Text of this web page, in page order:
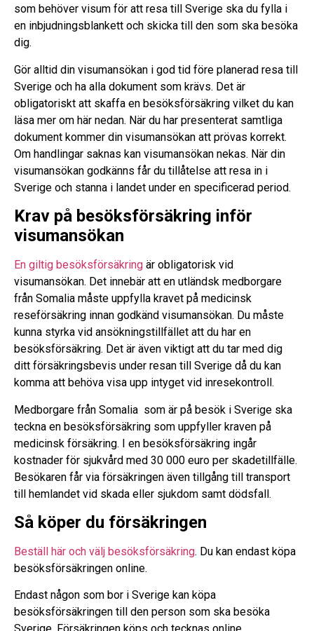
som behöver visum för att resa till Sverige ska du fylla i
en inbjudningsblankett och skicka till den som ska besöka
dig.
Gör alltid din visumansökan i god tid före planerad resa till
Sverige och ha alla dokument som krävs. Det är
obligatoriskt att skaffa en besöksförsäkring vilket du kan
läsa mer om här nedan. När du har presenterat samtliga
dokument kommer din visumansökan att prövas korrekt.
Om handlingar saknas kan visumansökan nekas. När din
visumansökan godkänns får du tillåtelse att resa in i
Sverige och stanna i landet under en specificerad period.
Krav på besöksförsäkring inför
visumansökan
En giltig besöksförsäkring är obligatorisk vid
visumansökan. Det innebär att en utländsk medborgare
från Somalia måste uppfylla kravet på medicinsk
reseförsäkring innan godkänd visumansökan. Du måste
kunna styrka vid ansökningstillfället att du har en
besöksförsäkring. Det är även viktigt att du tar med dig
ditt försäkringsbevis under resan till Sverige då du kan
komma att behöva visa upp intyget vid inresekontroll.
Medborgare från Somalia som är på besök i Sverige ska
teckna en besöksförsäkring som uppfyller kraven på
medicinsk försäkring. I en besöksförsäkring ingår
kostnader för sjukvård med 30 000 euro per skadetillfälle.
Besökaren får via försäkringen även tillgång till transport
till hemlandet vid skada eller sjukdom samt dödsfall.
Så köper du försäkringen
Beställ här och välj besöksförsäkring. Du kan endast köpa
besöksförsäkringen online.
Endast någon som bor i Sverige kan köpa
besöksförsäkringen till den person som ska besöka